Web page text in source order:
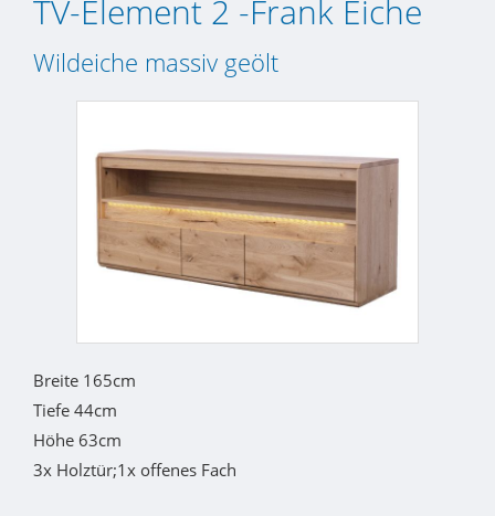
TV-Element 2 -Frank Eiche
Wildeiche massiv geölt
Breite 165cm
Tiefe 44cm
Höhe 63cm
3x Holztür;1x offenes Fach